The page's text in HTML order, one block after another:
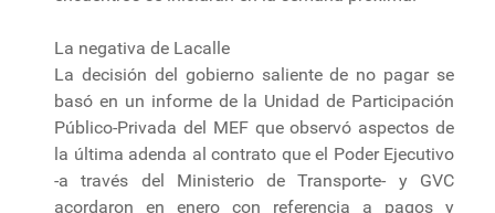
La negativa de Lacalle
La decisión del gobierno saliente de no pagar se
basó en un informe de la Unidad de Participación
Público-Privada del MEF que observó aspectos de
la última adenda al contrato que el Poder Ejecutivo
-a través del Ministerio de Transporte- y GVC
acordaron en enero con referencia a pagos y